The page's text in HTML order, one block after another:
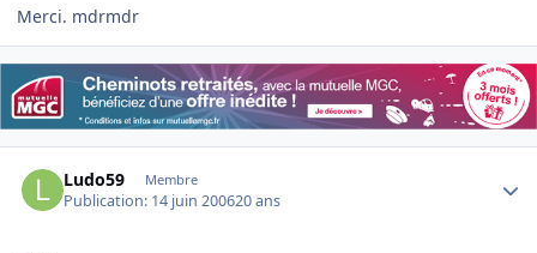
Merci. mdrmdr
Ludo59 Membre
Publication: 14 juin 200620 ans